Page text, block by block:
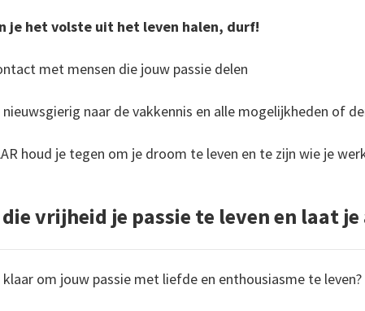
je het volste uit het leven halen, durf!
met mensen die jouw passie delen
nieuwsgierig naar de vakkennis en alle mogelijkheden of
houd je tegen om je droom te leven en te zijn wie je
die vrijheid je passie te leven en laat
klaar om jouw passie met liefde en enthousiasme te leven?